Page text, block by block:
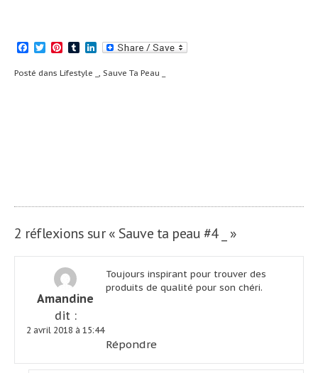
Facebook
TwitterPinterest
TumblrLinkedIn
Posté dans Lifestyle _ , Sauve Ta Peau _
2 réflexions sur « Sauve ta peau #4 _ »
Amandine
dit :
2 avril 2018 à 15:44
Toujours inspirant pour trouver des
produits de qualité pour son chéri.
Répondre